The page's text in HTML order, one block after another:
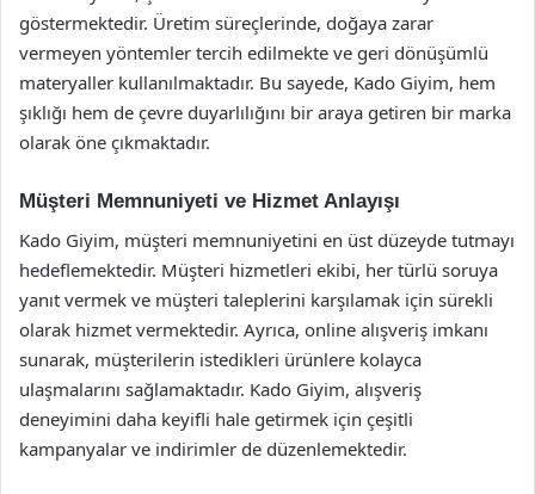
göstermektedir. Üretim süreçlerinde, doğaya zarar
vermeyen yöntemler tercih edilmekte ve geri dönüşümlü
materyaller kullanılmaktadır. Bu sayede, Kado Giyim, hem
şıklığı hem de çevre duyarlılığını bir araya getiren bir marka
olarak öne çıkmaktadır.
Müşteri Memnuniyeti ve Hizmet Anlayışı
Kado Giyim, müşteri memnuniyetini en üst düzeyde tutmayı
hedeflemektedir. Müşteri hizmetleri ekibi, her türlü soruya
yanıt vermek ve müşteri taleplerini karşılamak için sürekli
olarak hizmet vermektedir. Ayrıca, online alışveriş imkanı
sunarak, müşterilerin istedikleri ürünlere kolayca
ulaşmalarını sağlamaktadır. Kado Giyim, alışveriş
deneyimini daha keyifli hale getirmek için çeşitli
kampanyalar ve indirimler de düzenlemektedir.